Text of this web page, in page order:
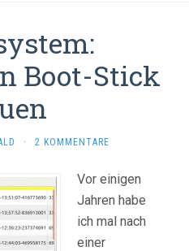
Boot-Stick
· 2 KOMMENTARE
Vor einigen
Jahren habe
ich mal nach
einer